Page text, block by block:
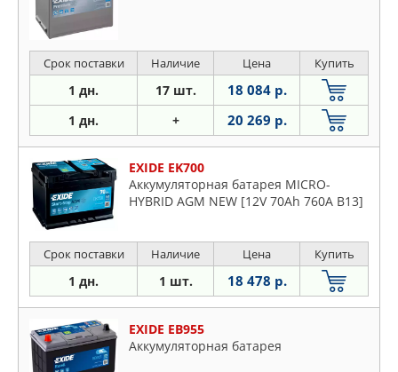
Срок поставки Наличие Цена Купить
1 дн. 17 шт. 18 084 р.
1 дн. + 20 269 р.
EXIDE EK700
Аккумуляторная батарея MICRO-
HYBRID AGM NEW [12V 70Ah 760A B13]
Срок поставки Наличие Цена Купить
1 дн. 1 шт. 18 478 р.
EXIDE EB955
Аккумуляторная батарея